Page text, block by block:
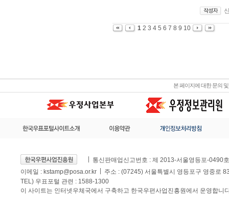
1 2 3 4 5 6 7 8 9 10
본 페이지에 대한 문의
통신판매업신고번호 : 제 2013-서울영등포-0490호
이메일 : kstamp@posa.or.kr
주소 : (07245) 서울특별시 영등포구 영중로
TEL) 우표포털 관련 : 1588-1300
이 사이트는 인터넷우체국에서 구축하고 한국우편사업진흥원에서 운영합니